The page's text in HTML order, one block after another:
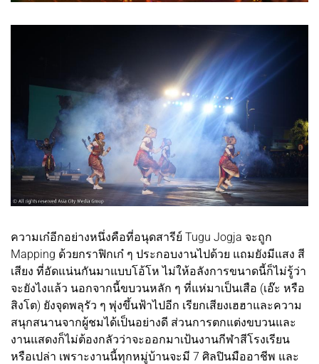
ความเก๋อีกอย่างหนึ่งคือที่อนุดสารีย์ Tugu Jogja จะถูก
Mapping ด้วยกราฟิกเก๋ ๆ ประกอบงานไปด้วย แถมยังมีแสง สี
เสียง ที่อัดแน่นกันมาแบบโอ้โห ไม่ให้อลังการขนาดนี้ก็ไม่รู้ว่า
จะยังไงแล้ว นอกจากนี้ขบวนหลัก ๆ ที่แห่มาเป็นเสือ (เอ๊ะ หรือ
สิงโต) ยังจุดพลุรัว ๆ พุ่งขึ้นฟ้าไปอีก เรียกเสียงเฮฮาและความ
สนุกสนานจากผู้ชมได้เป็นอย่างดี ส่วนการตกแต่งขบวนและ
งานแสดงก็ไม่ต้องกลัวว่าจะออกมาเป้นงานกีฬาสีโรงเรียน
หรือเปล่า เพราะงานนี้ทุกหมู่บ้านจะมี 7 ศิลปินมืออาชีพ และ